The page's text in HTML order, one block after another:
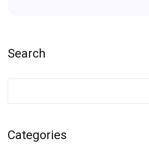
Search
Categories